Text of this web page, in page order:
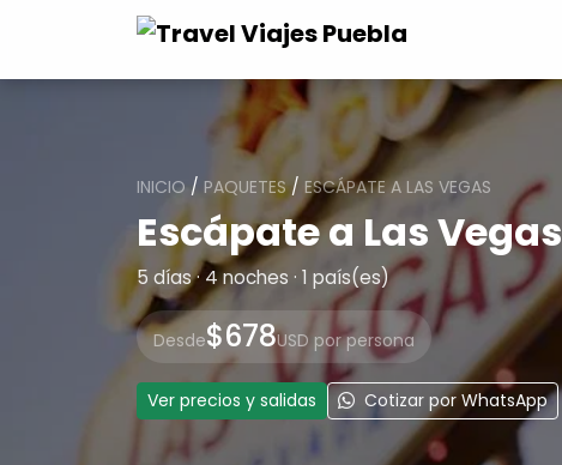
INICIO / PAQUETES/ ESCÁPATE A LAS VEGAS
Escápate a Las Vegas
5 días · 4 noches · 1 país(es)
Desde$678USD por persona
Ver precios y salidas Cotizar por WhatsApp